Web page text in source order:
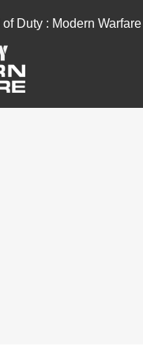
Duty : Modern